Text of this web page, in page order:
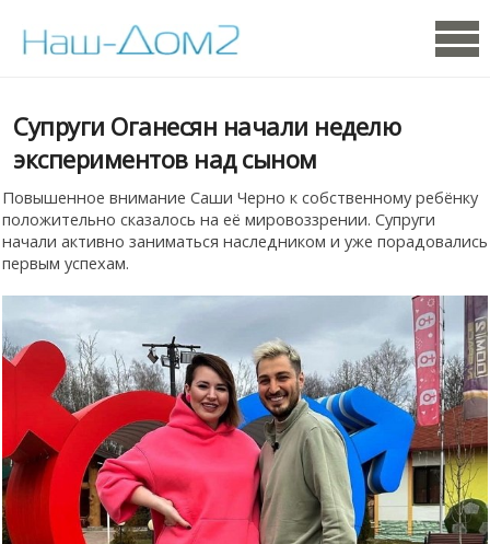
Супруги Оганесян начали неделю
экспериментов над сыном
Повышенное внимание Саши Черно к собственному ребёнку
положительно сказалось на её мировоззрении. Супруги
начали активно заниматься наследником и уже порадовались
первым успехам.